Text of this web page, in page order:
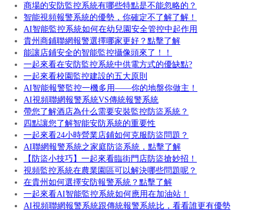
商場的安防監控系統有哪些特點是不能忽略的？
智能視頻報警系統的優勢，你確定不了解了解！
AI智能監控系統如何在幼兒園安全管控中起作用
貴州商鋪聯網報警選擇哪家更好？點擊了解
能讓店鋪安全的智能監控攝像頭來了！！
一起來看在安防監控系統中供電方式的優缺點?
一起來看校園監控建設的五大原則
AI智能報警監控一機多用——你的地盤你做主！
AI視頻聯網報警系統VS傳統報警系統
帶您了解酒店為什么需要安裝監控防盜系統？
四點讓您了解智能安防系統的重要性
一起來看24小時營業店鋪如何克服防盜問題？
AI聯網報警系統之家庭防盜系統，點擊了解
【防盜小技巧】一起來看臨街門店防盜搶妙招！
視頻監控系統在農業園區可以解決哪些問題呢？
在貴州如何選擇安防報警系統？點擊了解
一起來看AI智能監控系統如何應用在加油站！
AI視頻聯網報警系統跟傳統報警系統比，看看誰更有優勢